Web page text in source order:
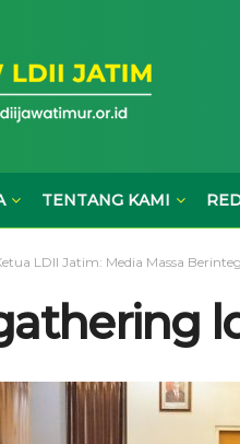
TENTANG KAMI
LDII Jatim: Media Massa